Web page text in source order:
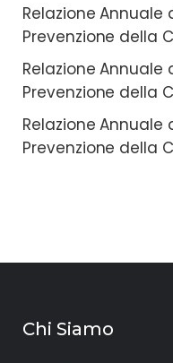
Relazione Annuale
Prevenzione della
Relazione Annuale
Prevenzione della
Relazione Annuale
Prevenzione della
Chi Siamo